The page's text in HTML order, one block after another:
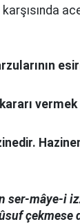
ser-mâye-i
çekmese